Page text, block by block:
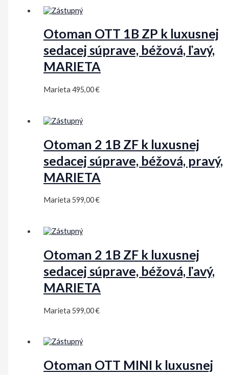
Otoman OTT 1B ZP k luxusnej
sedacej súprave, béžová, ľavý,
MARIETA
Marieta495,00€
Otoman 2 1B ZF k luxusnej
sedacej súprave, béžová, pravý,
MARIETA
Marieta599,00€
Otoman 2 1B ZF k luxusnej
sedacej súprave, béžová, ľavý,
MARIETA
Marieta599,00€
Otoman OTT MINI k luxusnej